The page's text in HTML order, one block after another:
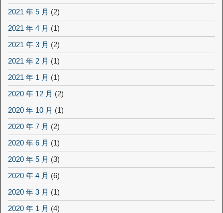
2021 年 5 月 (2)
2021 年 4 月 (1)
2021 年 3 月 (2)
2021 年 2 月 (1)
2021 年 1 月 (1)
2020 年 12 月 (2)
2020 年 10 月 (1)
2020 年 7 月 (2)
2020 年 6 月 (1)
2020 年 5 月 (3)
2020 年 4 月 (6)
2020 年 3 月 (1)
2020 年 1 月 (4)